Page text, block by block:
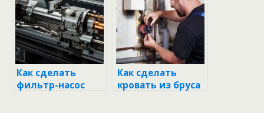
Как сделать
фильтр-насос
Как сделать
кровать из бруса